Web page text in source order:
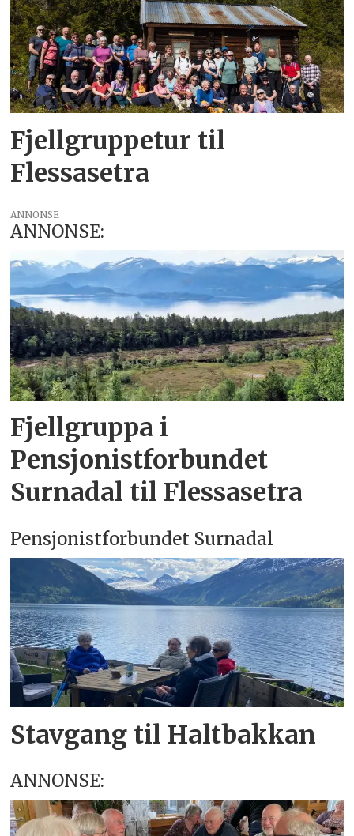
Fjellgruppetur til
Flessasetra
ANNONSE
ANNONSE:
Fjellgruppa i
Pensjonistforbundet
Surnadal til Flessasetra
Pensjonistforbundet Surnadal
Stavgang til Haltbakkan
ANNONSE: